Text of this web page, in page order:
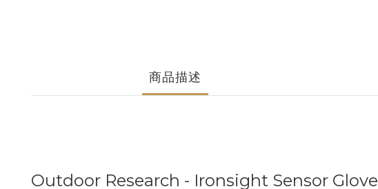
商品描述
Outdoor Research - Ironsight Sensor